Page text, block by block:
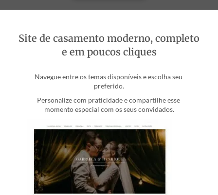
Site de casamento moderno, completo
e em poucos cliques
Navegue entre os temas disponíveis e escolha seu
preferido.
Personalize com praticidade e compartilhe esse
momento especial com os seus convidados.